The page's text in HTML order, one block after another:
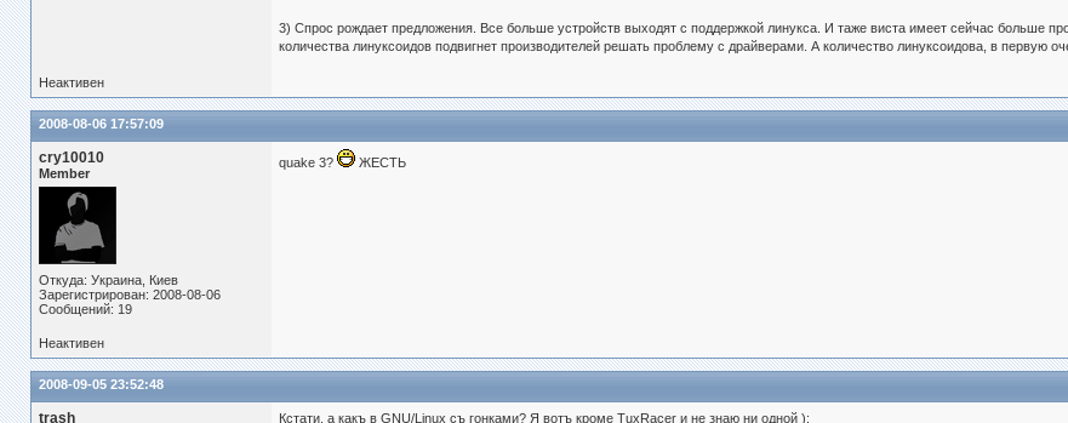
3) Спрос рождает предложения. Все больше устройств выходят с поддержкой линукса. И таже виста имеет сейчас больше
количества линуксоидов подвигнет производителей решать проблему с драйверами. А количество линуксоидова, в первую
Неактивен
2008-08-06 17:57:09
cry10010
Member
Откуда: Украина, Киев
Зарегистрирован: 2008-08-06
Сообщений: 19
quake 3? ЖЕСТЬ
Неактивен
2008-09-05 23:52:48
trash Кстати, а какъ в GNU/Linux съ гонками? Я вотъ кроме TuxRacer и не знаю ни одной ):